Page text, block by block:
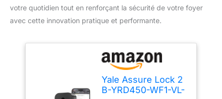
votre quotidien tout en renforçant la sécurité de votre foyer
avec cette innovation pratique et performante.
Yale Assure Lock 2
B-YRD450-WF1-VL-